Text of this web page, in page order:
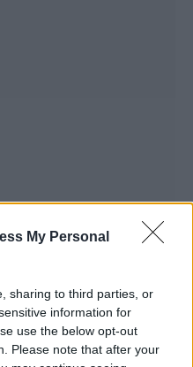
My Personal
sharing to third parties, or
information for
use the below opt-out
Please note that after your